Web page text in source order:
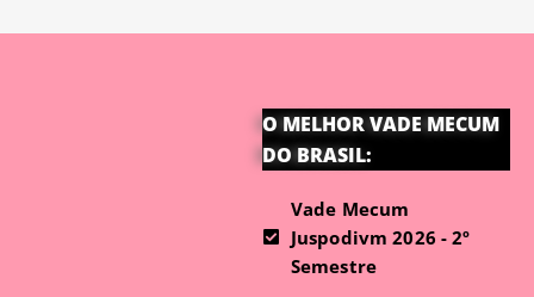
O MELHOR VADE MECUM
DO BRASIL:
Vade Mecum
Juspodivm 2026 - 2º
Semestre